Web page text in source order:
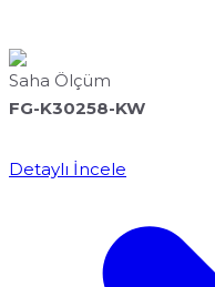
Saha Ölçüm
FG-K30258-KW
Detaylı İncele